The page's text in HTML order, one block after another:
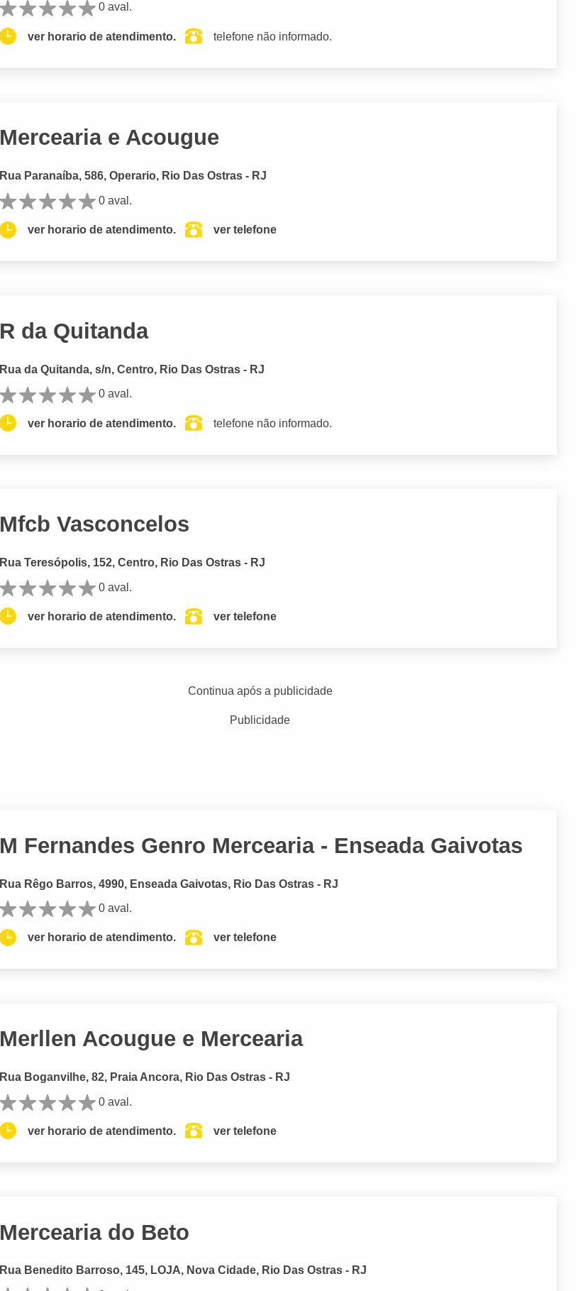
0 aval.
ver horario de atendimento. telefone não informado.
Mercearia e Acougue
Rua Paranaíba, 586, Operario, Rio Das Ostras - RJ
0 aval.
ver horario de atendimento. ver telefone
R da Quitanda
Rua da Quitanda, s/n, Centro, Rio Das Ostras - RJ
0 aval.
ver horario de atendimento. telefone não informado.
Mfcb Vasconcelos
Rua Teresópolis, 152, Centro, Rio Das Ostras - RJ
0 aval.
ver horario de atendimento. ver telefone
Continua após a publicidade
Publicidade
M Fernandes Genro Mercearia - Enseada Gaivotas
Rua Rêgo Barros, 4990, Enseada Gaivotas, Rio Das Ostras - RJ
0 aval.
ver horario de atendimento. ver telefone
Merllen Acougue e Mercearia
Rua Boganvilhe, 82, Praia Ancora, Rio Das Ostras - RJ
0 aval.
ver horario de atendimento. ver telefone
Mercearia do Beto
Rua Benedito Barroso, 145, LOJA, Nova Cidade, Rio Das Ostras - RJ